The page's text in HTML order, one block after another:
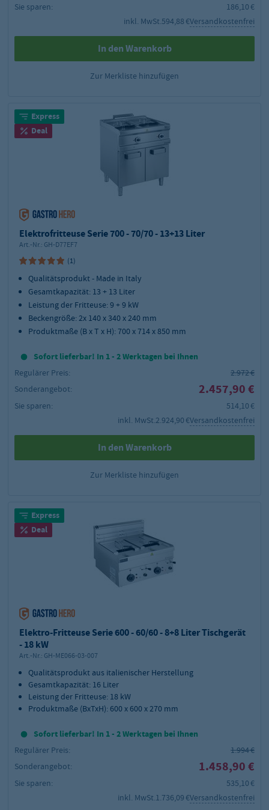
Sie sparen:
186,10 €
inkl. MwSt.594,88 €Versandkostenfrei
In den Warenkorb
Zur Merkliste hinzufügen
Express
Deal
Elektrofritteuse Serie 700 - 70/70 - 13+13 Liter
Art.-Nr.: GH-D77EF7
(1)
Qualitätsprodukt - Made in Italy
Gesamtkapazität: 13 + 13 Liter
Leistung der Fritteuse: 9 + 9 kW
Beckengröße: 2x 140 x 340 x 240 mm
Produktmaße (B x T x H): 700 x 714 x 850 mm
Sofort lieferbar! In 1 - 2 Werktagen bei Ihnen
Regulärer Preis:
2.972 €
Sonderangebot:
2.457,90 €
Sie sparen:
514,10 €
inkl. MwSt.2.924,90 €Versandkostenfrei
In den Warenkorb
Zur Merkliste hinzufügen
Express
Deal
Elektro-Fritteuse Serie 600 - 60/60 - 8+8 Liter Tischgerät
- 18 kW
Art.-Nr.: GH-ME066-03-007
Qualitätsprodukt aus italienischer Herstellung
Gesamtkapazität: 16 Liter
Leistung der Fritteuse: 18 kW
Produktmaße (BxTxH): 600 x 600 x 270 mm
Sofort lieferbar! In 1 - 2 Werktagen bei Ihnen
Regulärer Preis:
1.994 €
Sonderangebot:
1.458,90 €
Sie sparen:
535,10 €
inkl. MwSt.1.736,09 €Versandkostenfrei